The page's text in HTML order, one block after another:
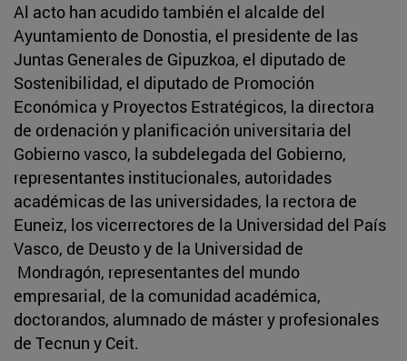
Al acto han acudido también el alcalde del
Ayuntamiento de Donostia, el presidente de las
Juntas Generales de Gipuzkoa, el diputado de
Sostenibilidad, el diputado de Promoción
Económica y Proyectos Estratégicos, la directora
de ordenación y planificación universitaria del
Gobierno vasco, la subdelegada del Gobierno,
representantes institucionales, autoridades
académicas de las universidades, la rectora de
Euneiz, los vicerrectores de la Universidad del País
Vasco, de Deusto y de la Universidad de
Mondragón, representantes del mundo
empresarial, de la comunidad académica,
doctorandos, alumnado de máster y profesionales
de Tecnun y Ceit.